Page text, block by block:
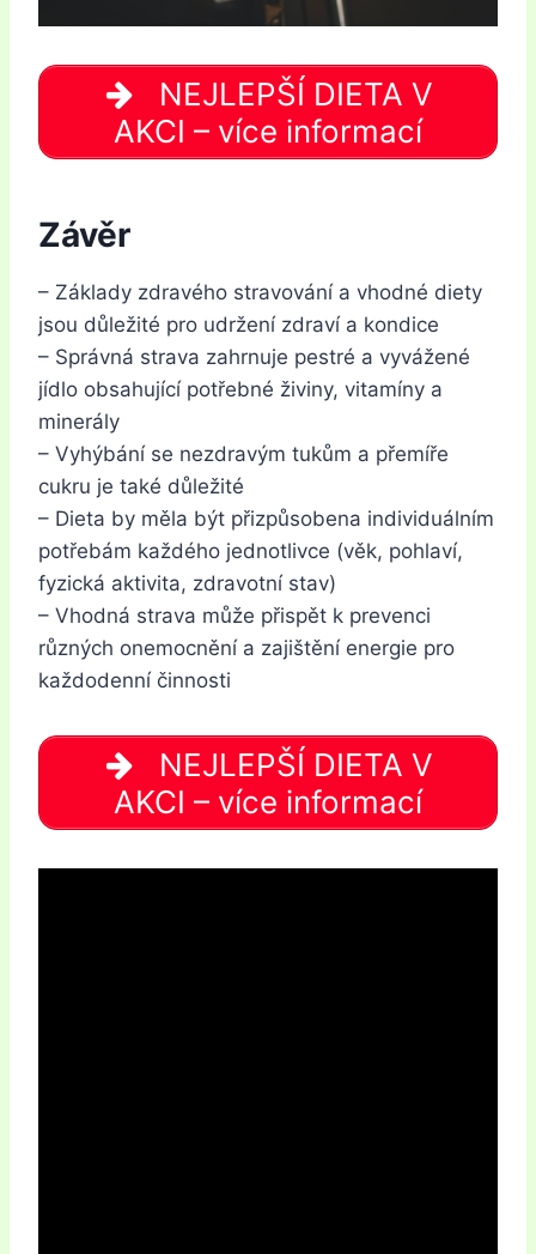
NEJLEPŠÍ DIETA V
AKCI – více informací
Závěr
– Základy zdravého stravování a vhodné diety
jsou důležité pro udržení zdraví a kondice
– Správná strava zahrnuje pestré a vyvážené
jídlo obsahující potřebné živiny, vitamíny a
minerály
– Vyhýbání se nezdravým tukům a přemíře
cukru je také důležité
– Dieta by měla být přizpůsobena individuálním
potřebám každého jednotlivce (věk, pohlaví,
fyzická aktivita, zdravotní stav)
– Vhodná strava může přispět k prevenci
různých onemocnění a zajištění energie pro
každodenní činnosti
NEJLEPŠÍ DIETA V
AKCI – více informací